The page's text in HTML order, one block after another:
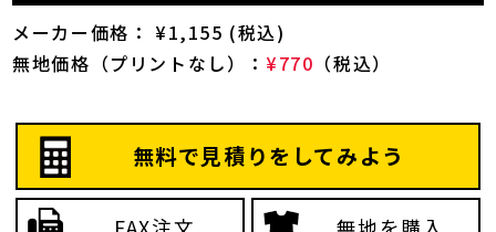
メーカー価格： ¥1,155 (税込)
無地価格（プリントなし）： ¥770 （税込）
無料で見積りをしてみよう
FAX注文 無地を購入